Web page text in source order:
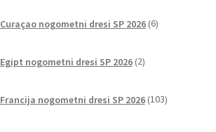
Curaçao nogometni dresi SP 2026 6izdelkov
Egipt nogometni dresi SP 2026 2izdelka
Francija nogometni dresi SP 2026 103izdelki